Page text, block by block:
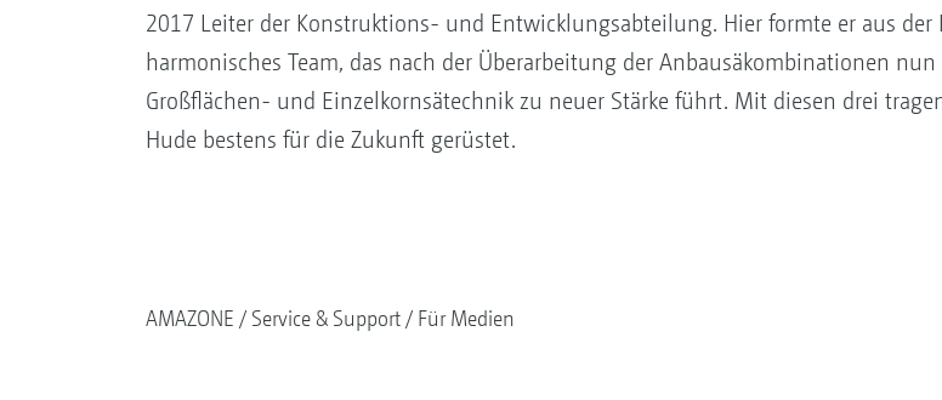
2017 Leiter der Konstruktions- und Entwicklungsabteilung. Hier formte er aus
harmonisches Team, das nach der Überarbeitung der Anbausäkombinationen
Großflächen- und Einzelkornsätechnik zu neuer Stärke führt. Mit diesen drei
Hude bestens für die Zukunft gerüstet.
AMAZONE Service & Support Für Medien